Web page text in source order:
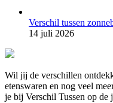
Verschil tussen
14 juli 2026
Wil jij de verschillen
etenswaren en nog veel
je bij Verschil Tussen op de